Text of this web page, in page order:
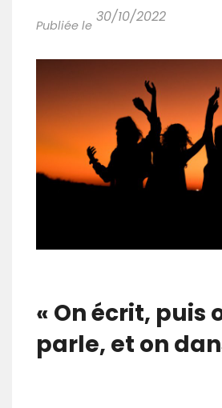
Publiée le
30/10/2022
« On écrit, puis
parle, et on